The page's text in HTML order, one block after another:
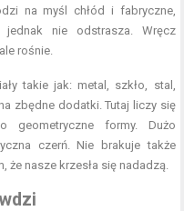
na myśl chłód i fabryczne,
nie odstrasza. Wręcz
rośnie.
takie jak: metal, szkło, stal,
zbędne dodatki. Tutaj liczy się
geometryczne formy. Dużo
czerń. Nie brakuje także
że nasze krzesła się nadadzą.